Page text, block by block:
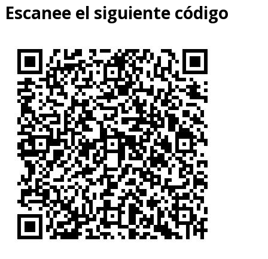
Escanee el siguiente código